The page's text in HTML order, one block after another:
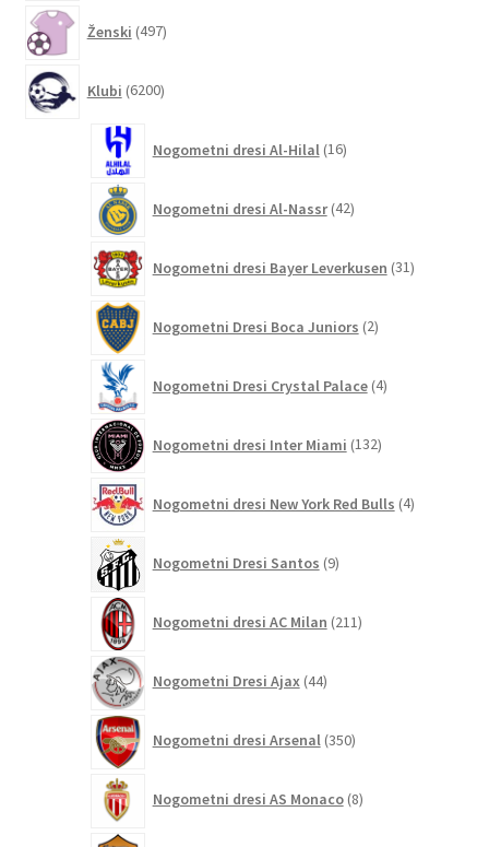
Ženski 497izdelkov
Klubi 6200izdelkov
Nogometni dresi Al-Hilal 16izdelkov
Nogometni dresi Al-Nassr 42izdelkov
Nogometni dresi Bayer Leverkusen 31izdelkov
Nogometni Dresi Boca Juniors 2izdelka
Nogometni Dresi Crystal Palace 4izdelki
Nogometni dresi Inter Miami 132izdelkov
Nogometni dresi New York Red Bulls 4izdelki
Nogometni Dresi Santos 9izdelkov
Nogometni dresi AC Milan 211izdelkov
Nogometni Dresi Ajax 44izdelkov
Nogometni dresi Arsenal 350izdelkov
Nogometni dresi AS Monaco 8izdelkov